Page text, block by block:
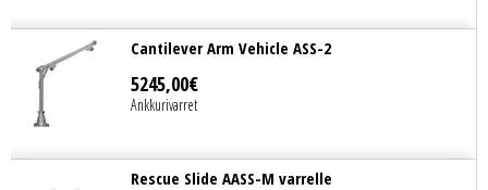
Cantilever Arm Vehicle ASS-2
5245,00€
Ankkurivarret
Rescue Slide AASS-M varrelle